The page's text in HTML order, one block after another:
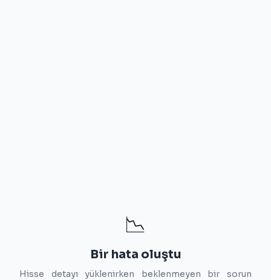
📉
Bir hata oluştu
Hisse detayı yüklenirken beklenmeyen bir sorun